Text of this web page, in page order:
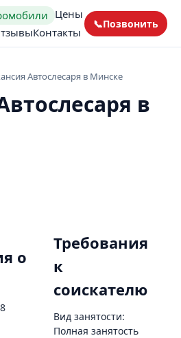
Цены
Контакты
📞Позвонить
Автослесаря в Минске
в
о
Требования
к
соискателю
Вид занятости:
Полная занятость